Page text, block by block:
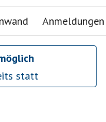
Anmeldungen
statt